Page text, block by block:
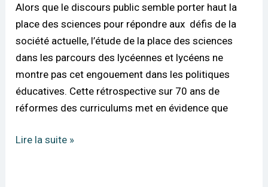
Alors que le discours public semble porter haut la
place des sciences pour répondre aux défis de la
société actuelle, l’étude de la place des sciences
dans les parcours des lycéennes et lycéens ne
montre pas cet engouement dans les politiques
éducatives. Cette rétrospective sur 70 ans de
réformes des curriculums met en évidence que
vraiment
la
place
qu’elles
méritent
?
Lire la suite »